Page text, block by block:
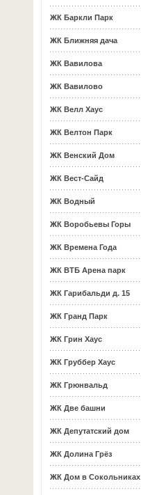
ЖК Баркли Парк
ЖК Ближняя дача
ЖК Вавилова
ЖК Вавилово
ЖК Велл Хаус
ЖК Велтон Парк
ЖК Венский Дом
ЖК Вест-Сайд
ЖК Водный
ЖК Воробьевы Горы
ЖК Времена Года
ЖК ВТБ Арена парк
ЖК Гарибальди д. 15
ЖК Гранд Парк
ЖК Грин Хаус
ЖК Груббер Хаус
ЖК Грюнвальд
ЖК Две башни
ЖК Депутатский дом
ЖК Долина Грёз
ЖК Дом в Сокольниках